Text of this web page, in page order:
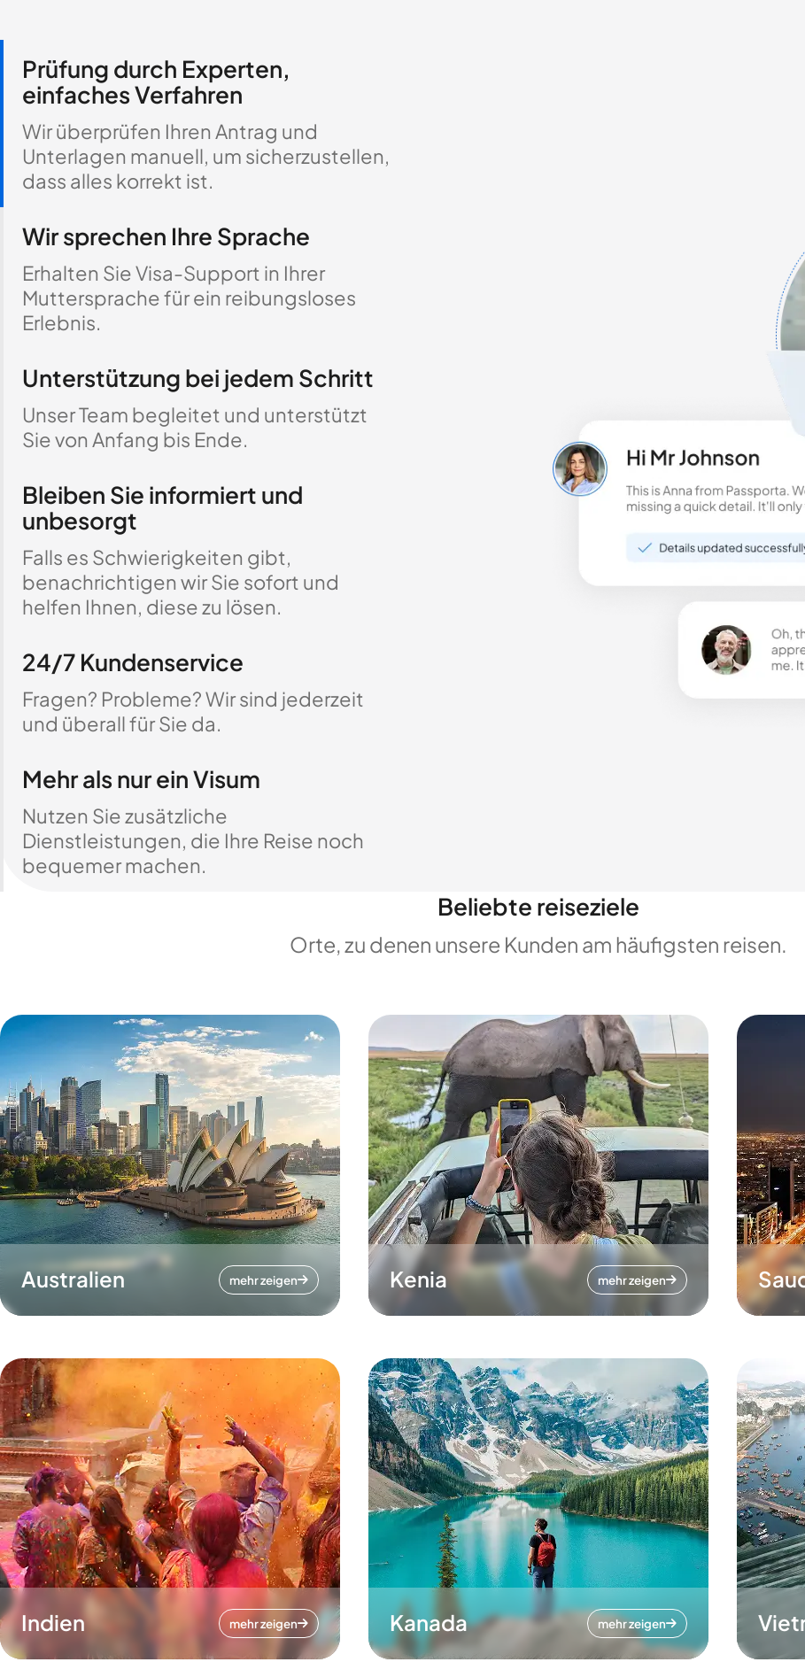
Prüfung durch Experten,
einfaches Verfahren
Wir überprüfen Ihren Antrag und
Unterlagen manuell, um sicherzustellen,
dass alles korrekt ist.
Wir sprechen Ihre Sprache
Erhalten Sie Visa-Support in Ihrer
Muttersprache für ein reibungsloses
Erlebnis.
Unterstützung bei jedem Schritt
Unser Team begleitet und unterstützt
Sie von Anfang bis Ende.
Bleiben Sie informiert und
unbesorgt
Falls es Schwierigkeiten gibt,
benachrichtigen wir Sie sofort und
helfen Ihnen, diese zu lösen.
24/7 Kundenservice
Fragen? Probleme? Wir sind jederzeit
und überall für Sie da.
Mehr als nur ein Visum
Nutzen Sie zusätzliche
Dienstleistungen, die Ihre Reise noch
bequemer machen.
Beliebte reiseziele
Orte, zu denen unsere Kunden am häufigsten reisen.
Australien mehr zeigen Kenia mehr zeigen
Indien mehr zeigen Kanada mehr zeigen